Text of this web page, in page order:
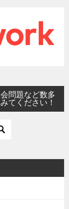
問題など数多
てください！